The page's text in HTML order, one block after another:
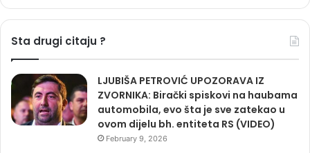
Sta drugi citaju ?
LJUBIŠA PETROVIĆ UPOZORAVA IZ
ZVORNIKA: Birački spiskovi na haubama
automobila, evo šta je sve zatekao u
ovom dijelu bh. entiteta RS (VIDEO)
February 9, 2026